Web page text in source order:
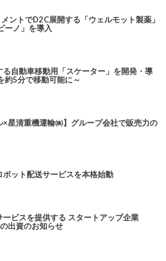
ントでD2C展開する「ウェルモット製薬」
ーノ」を導入
自動車移動用「スケーター」を開発・導
約5分で移動可能に～
×星清重機運輸㈱】グループ会社で販売力の
ット配送サービスを本格始動
ービスを提供する スタートアップ企業
出資のお知らせ